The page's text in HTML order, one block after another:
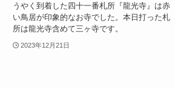
うやく到着した四十一番札所『龍光寺』は赤
い鳥居が印象的なお寺でした。本日打った札
所は龍光寺含めて三ヶ寺です。
2023年12月21日